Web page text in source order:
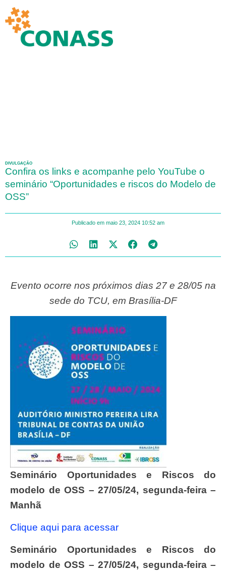
DIVULGAÇÃO
Confira os links e acompanhe pelo YouTube o
seminário “Oportunidades e riscos do Modelo de
OSS”
Publicado em maio 23, 2024 10:52 am
Evento ocorre nos próximos dias 27 e 28/05 na
sede do TCU, em Brasília-DF
Seminário Oportunidades e Riscos do
modelo de OSS – 27/05/24, segunda-feira –
Manhã
Clique aqui para acessar
Seminário Oportunidades e Riscos do
modelo de OSS – 27/05/24, segunda-feira –